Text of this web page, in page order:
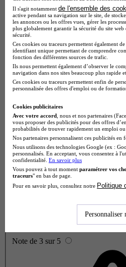
Note de 2 sur 5
Note de 3 sur 5
Il s'agit notamment de l'ensemble des
active pendant sa navigation sur le site, de
les annonces ou les offres vues, gérer les
plus globalement garantir la sécurité du site
sécurité.
Ces cookies ou traceurs permettent également
identifiant unique permettant de comprendre
fonction des différentes sources de trafic.
Ils nous permettent également d’observer le
navigation dans nos sites beaucoup plus rapide
Ces cookies ou traceurs permettent enfin de
personnalisée des offres d'emploi ou de
Cookies publicitaires
Avec votre accord , nous et nos partenaires
vous proposer des publicités pour des offres
probabilités de trouver rapidement un emploi ou
Nos partenaires personnalisent ces publicités
Nous utilisons des technologies Google (ex :
personnalisés. En acceptant, vous consentez à
confidentialité. En savoir plus
Vous pouvez à tout moment paramétrer vos
traceurs" en bas de page.
Pour en savoir plus, consultez notre Politique
Personnaliser